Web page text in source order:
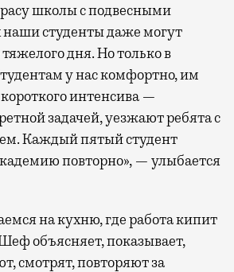
школы с подвесными
наши студенты даже могут
дня. Но только в
у нас комфортно, им
интенсива —
задачей, уезжают ребята с
Каждый пятый cтудент
повторно», — улыбается
на кухню, где работа кипит
объясняет, показывает,
смотрят, повторяют за